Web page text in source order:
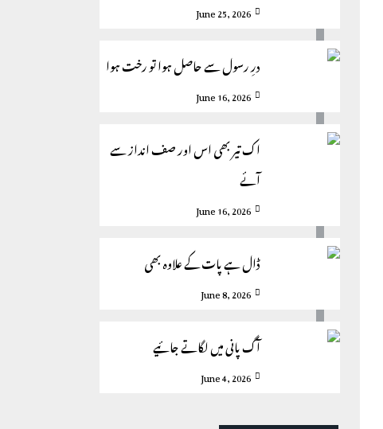
June 25, 2026
درِ رسول سے حاصل ہوا تو رخت ہوا
June 16, 2026
اک تیر بھی اس اور صف انداز سے
آئے
June 16, 2026
ڈال ہے پات کے علاوہ بھی
June 8, 2026
آگ پانی میں لگاتے جائیے
June 4, 2026